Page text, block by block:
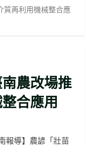
質再利用機械整合應
農改場推
合應用
報導】農諺「壯苗